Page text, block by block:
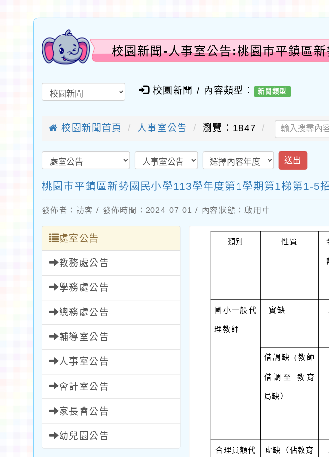
校園新聞-人事室公告:桃園市平鎮區
校園新聞 / 內容類型： 新聞類型
校園新聞首頁 人事室公告 瀏覽：1847
送出
桃園市平鎮區新勢國民小學113學年度第1學期第1梯第1-5
發佈者：訪客 / 發佈時間：2024-07-01 / 內容狀態：啟用中
處室公告
教務處公告
學務處公告
總務處公告
輔導室公告
人事室公告
會計室公告
家長會公告
幼兒園公告
類別 性質
國小一般代
理教師
實缺
借調缺 (教師
借調至 教育
局缺）
合理員額代 虛缺（佔教育